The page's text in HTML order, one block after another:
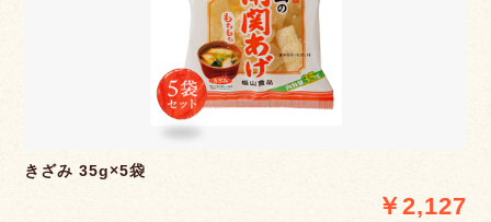
きざみ 35g×5袋
￥2,127